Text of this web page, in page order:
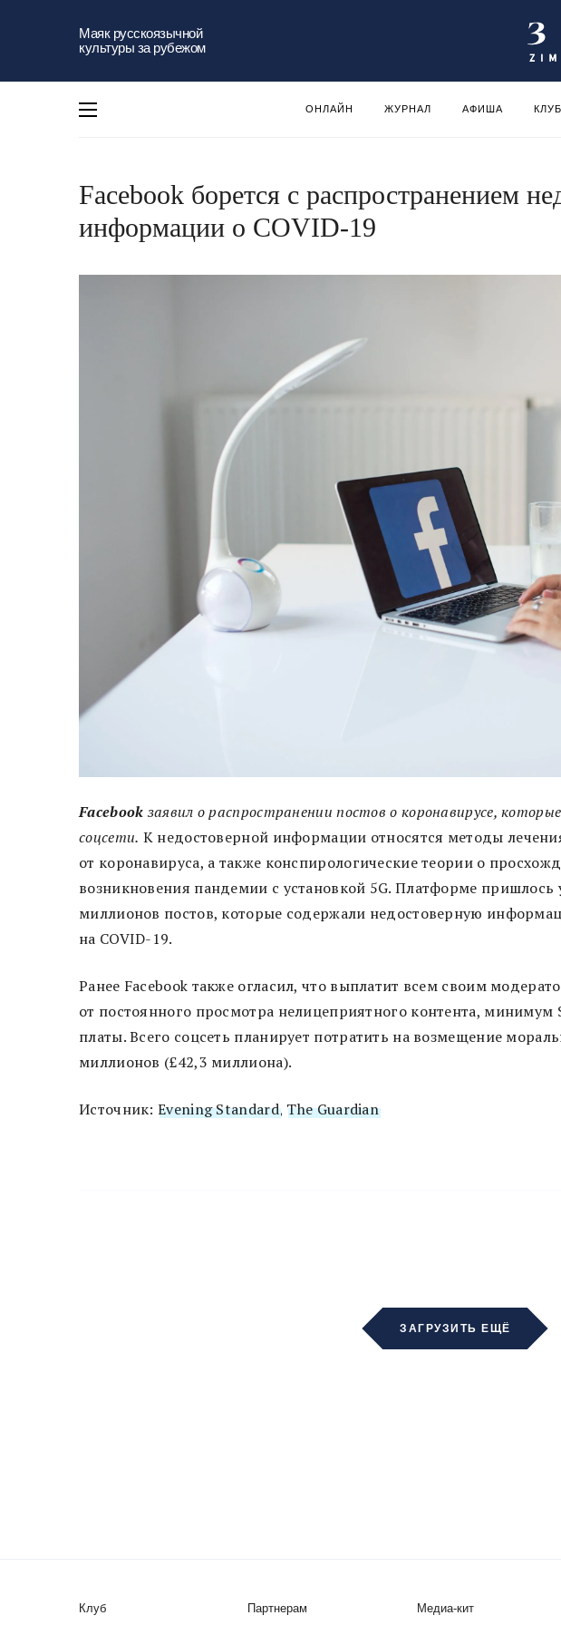
Маяк русскоязычной
культуры за рубежом
ОНЛАЙН ЖУРНАЛ АФИША КЛУБ
Facebook борется с распространением
информации о COVID-19
Facebook заявил о распространении постов о коронавирусе,
соцсети. К недостоверной информации относятся методы
от коронавируса, а также конспирологические теории о
возникновения пандемии с установкой 5G. Платформе пришлось
миллионов постов, которые содержали недостоверную
на COVID-19.
Ранее Facebook также огласил, что выплатит всем своим
от постоянного просмотра нелицеприятного контента, минимум
платы. Всего соцсеть планирует потратить на возмещение
миллионов (£42,3 миллиона).
Источник: Evening Standard, The Guardian
ЗАГРУЗИТЬ ЕЩЁ
Клуб Партнерам Медиа-кит